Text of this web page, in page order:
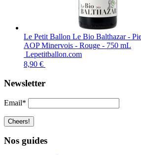
Le Petit Ballon Le Bio Balthazar -
AOP Minervois - Rouge - 750 mL
Lepetitballon.com
8,90 €
Newsletter
Email*
Nos guides